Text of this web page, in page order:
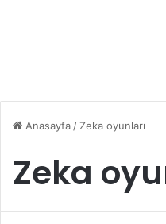
Anasayfa / Zeka oyunları
Zeka